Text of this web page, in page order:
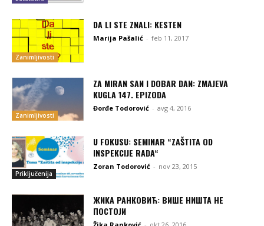
Zanimljivosti
DA LI STE ZNALI: KESTEN
Marija Pašalić - feb 11, 2017
Zanimljivosti
ZA MIRAN SAN I DOBAR DAN: ZMAJEVA
KUGLA 147. EPIZODA
Đorđe Todorović - avg 4, 2016
Priključenija
U FOKUSU: SEMINAR “ZAŠTITA OD
INSPEKCIJE RADA“
Zoran Todorović - nov 23, 2015
ЖИКА РАНКОВИЋ: ВИШЕ НИШТА НЕ
ПОСТОЈИ